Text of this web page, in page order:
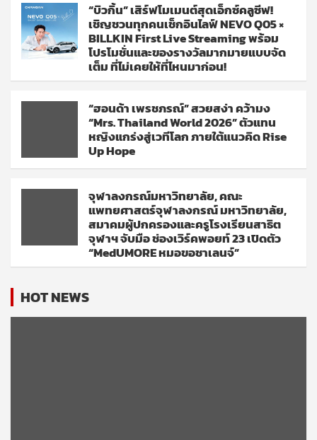
“บิวกิ้น” เสิร์ฟโมเมนต์สุดเอ็กซ์คลูซีฟ!
เชิญชวนทุกคนเช็กอินไลฟ์ NEVO Q05 ×
BILLKIN First Live Streaming พร้อม
โปรโมชั่นและของรางวัลมากมายแบบจัด
เต็ม ที่ไม่เคยให้ที่ไหนมาก่อน!
“ฮอนด้า เพรชภรณ์” สวยสง่า คว้ามง
“Mrs. Thailand World 2026” ตัวแทน
หญิงแกร่งสู่เวทีโลก ภายใต้แนวคิด Rise
Up Hope
จุฬาลงกรณ์มหาวิทยาลัย, คณะ
แพทยศาสตร์จุฬาลงกรณ์ มหาวิทยาลัย,
สมาคมผู้ปกครองและครูโรงเรียนสาธิต
จุฬาฯ จับมือ ช่องเวิร์คพอยท์ 23 เปิดตัว
“MedUMORE หมอขอชาเลนจ์”
HOT NEWS